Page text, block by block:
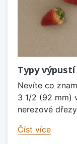
Typy
Nevíte co
3 1/2 (92 mm)
nerezové
Číst více